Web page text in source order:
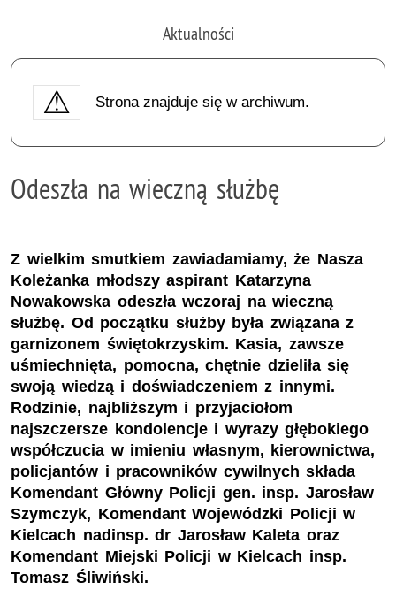
Aktualności
Strona znajduje się w archiwum.
Odeszła na wieczną służbę
Z wielkim smutkiem zawiadamiamy, że Nasza
Koleżanka młodszy aspirant Katarzyna
Nowakowska odeszła wczoraj na wieczną
służbę. Od początku służby była związana z
garnizonem świętokrzyskim. Kasia, zawsze
uśmiechnięta, pomocna, chętnie dzieliła się
swoją wiedzą i doświadczeniem z innymi.
Rodzinie, najbliższym i przyjaciołom
najszczersze kondolencje i wyrazy głębokiego
współczucia w imieniu własnym, kierownictwa,
policjantów i pracowników cywilnych składa
Komendant Główny Policji gen. insp. Jarosław
Szymczyk, Komendant Wojewódzki Policji w
Kielcach nadinsp. dr Jarosław Kaleta oraz
Komendant Miejski Policji w Kielcach insp.
Tomasz Śliwiński.